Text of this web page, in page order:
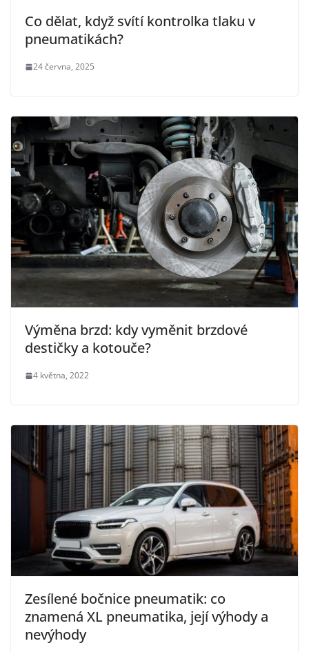
Co dělat, když svítí kontrolka tlaku v
pneumatikách?
24 června, 2025
Výměna brzd: kdy vyměnit brzdové
destičky a kotouče?
4 května, 2022
Zesílené bočnice pneumatik: co
znamená XL pneumatika, její výhody a
nevýhody